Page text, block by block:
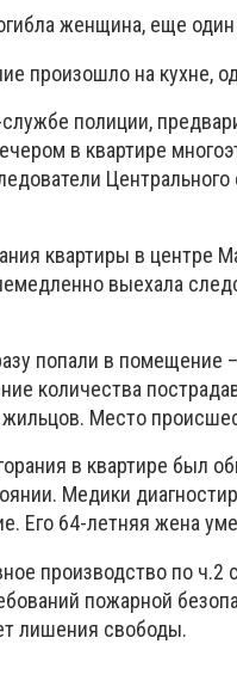
женщина, еще
произошло на кухне,
полиции,
в квартире
квартиры в центре
выехала
попали в помещение
количества
Место
в квартире был
Медики
Его 64-летняя жена
производство по
пожарной
лишения свободы.